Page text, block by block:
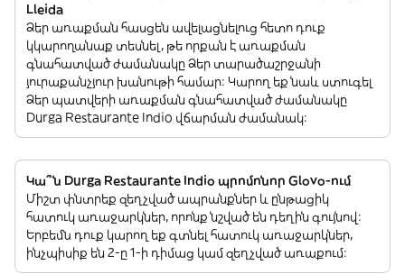
Lleida
Ձեր առաքման հասցեն ավելացնելուց հետո դուք
կկարողանաք տեսնել, թե որքան է առաքման
գնահատված ժամանակը Ձեր տարածաշրջանի
յուրաքանչյուր խանութի համար: Կարող եք նաև ստուգել
Ձեր պատվերի առաքման գնահատված ժամանակը
Durga Restaurante Indio վճարման ժամանակ:
Կա՞ն Durga Restaurante Indio պրոմոնոր Glovo-ում
Միշտ փնտրեք զեղչված ապրանքներ և ընթացիկ
հատուկ առաջարկներ, որոնք նշված են դեղին գույնով:
Երբեմն դուք կարող եք գտնել հատուկ առաջարկներ,
ինչպիսիք են 2-ը 1-ի դիմաց կամ զեղչված առաքում: